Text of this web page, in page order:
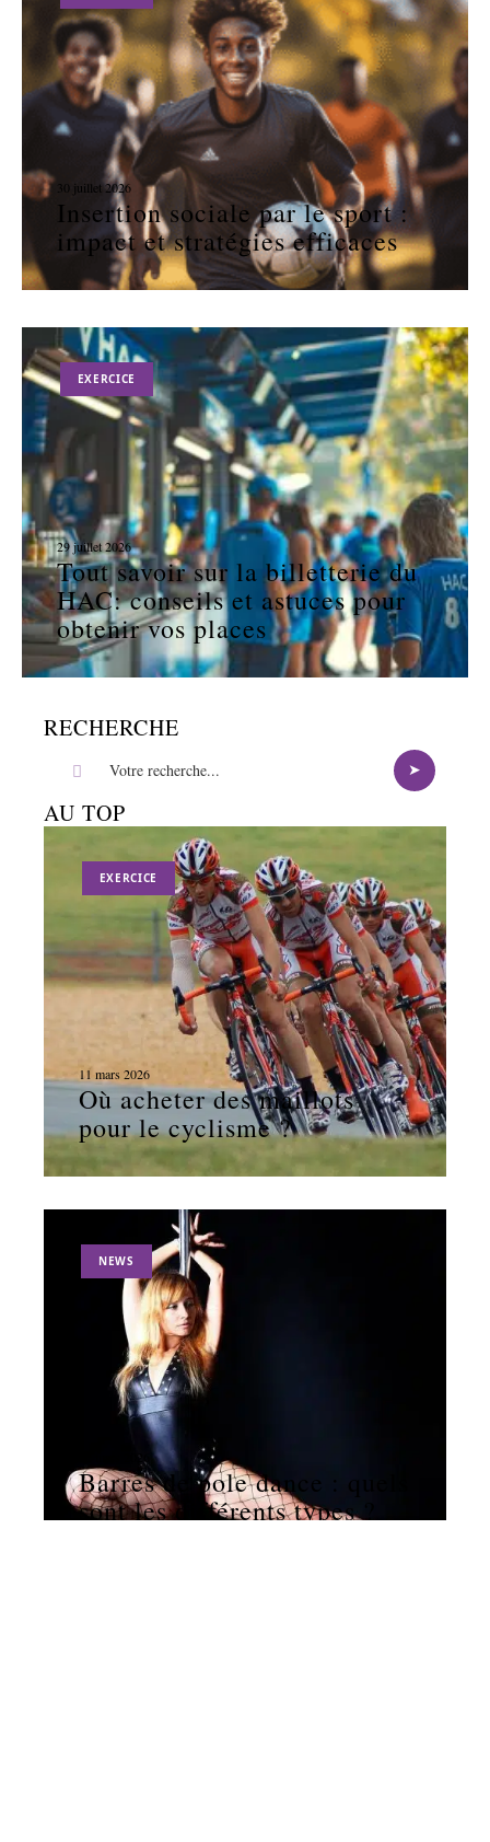
30 juillet 2026
Insertion sociale par le sport :
impact et stratégies efficaces
EXERCICE
29 juillet 2026
Tout savoir sur la billetterie du
HAC: conseils et astuces pour
obtenir vos places
RECHERCHE
AU TOP
EXERCICE
11 mars 2026
Où acheter des maillots
pour le cyclisme ?
NEWS
Barres de pole dance : quels
sont les différents types ?